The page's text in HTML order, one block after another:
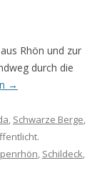
Rhön und zur
durch die
→
, Schwarze Berge,
, Schildeck,